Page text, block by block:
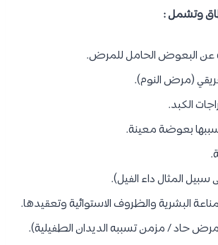
وتشمل :
عن البعوض الحامل للمرض.
(مرض النوم).
الكبد.
بعوضة معينة.
سبيل المثال داء الفيل).
البشرية والظروف الاستوائية وتعقيدها.
(مرض حاد / مزمن تسببه الديدان الطفيلية).